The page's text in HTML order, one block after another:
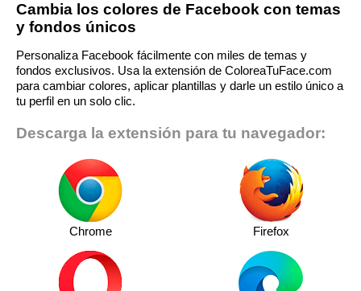
Cambia los colores de Facebook con temas
y fondos únicos
Personaliza Facebook fácilmente con miles de temas y
fondos exclusivos. Usa la extensión de ColoreaTuFace.com
para cambiar colores, aplicar plantillas y darle un estilo único a
tu perfil en un solo clic.
Descarga la extensión para tu navegador:
Chrome Firefox